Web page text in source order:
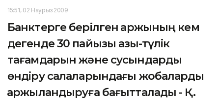
15:51, 02 Наурыз 2009
Банктерге берілген қаржының кем
дегенде 30 пайызы азық-түлік
тағамдарын және сусындарды
өндіру салаларындағы жобаларды
қаржыландыруға бағытталады - Қ.